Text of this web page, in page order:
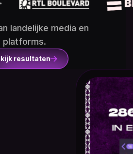
landelijke media en
platforms.
resultaten